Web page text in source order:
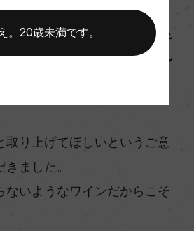
ではまだ珍しいギリ
品種を使った泡は、キ
ったクールビューティ
取り上げてほしいというご意
ました。
ないようなワインだからこそ
。20歳未満です。